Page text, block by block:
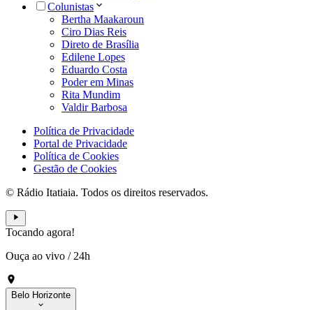
Colunistas
Bertha Maakaroun
Ciro Dias Reis
Direto de Brasília
Edilene Lopes
Eduardo Costa
Poder em Minas
Rita Mundim
Valdir Barbosa
Política de Privacidade
Portal de Privacidade
Política de Cookies
Gestão de Cookies
© Rádio Itatiaia. Todos os direitos reservados.
Tocando agora!
Ouça ao vivo / 24h
Belo Horizonte